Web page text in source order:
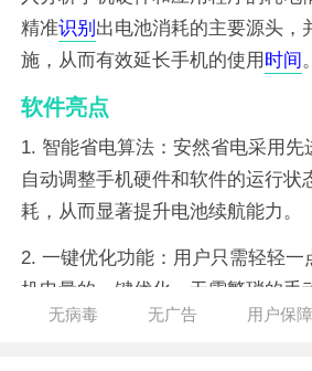
精准识别出电池消耗的主要源头，
施，从而有效延长手机的使用时间。
软件亮点
1. 智能省电算法：安然省电采用先
自动调整手机硬件和软件的运行状
耗，从而显著提升电池续航能力。
2. 一键优化功能：用户只需轻轻一
机电量的一键优化，无需繁琐的手
无病毒 无广告 用户保障